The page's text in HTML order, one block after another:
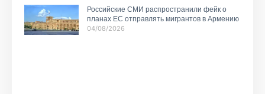
Российские СМИ распространили фейк о
планах ЕС отправлять мигрантов в Армению
04/08/2026